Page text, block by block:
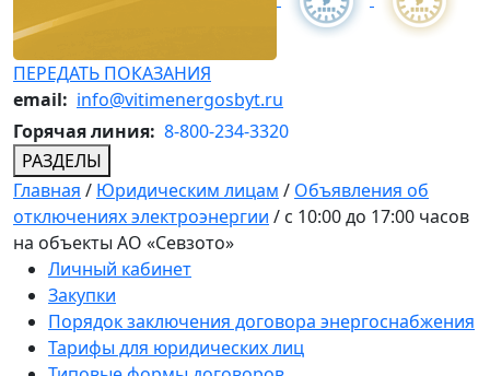
ПЕРЕДАТЬ ПОКАЗАНИЯ
email: info@vitimenergosbyt.ru
Горячая линия: 8-800-234-3320
РАЗДЕЛЫ
Главная / Юридическим лицам / Объявления об
отключениях электроэнергии / с 10:00 до 17:00 часов
на объекты АО «Севзото»
Личный кабинет
Закупки
Порядок заключения договора энергоснабжения
Тарифы для юридических лиц